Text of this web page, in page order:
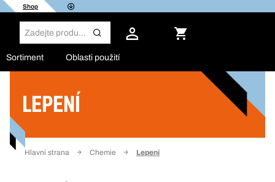
Shop
Sortiment Oblasti použití
LEPENÍ
Hlavní strana Chemie Lepení
Filtr